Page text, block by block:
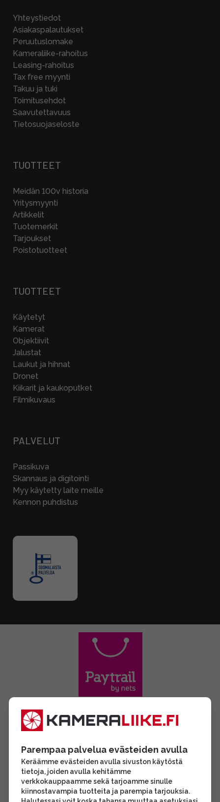
Yhteystiedot
Asiakaspalautukset
Peruutuslomake
Kameraliike-rahoitus
Leasing-rahoitus
Tax free myynti
Takuu ja tuki
Toimitusehdot
Saavutettavuus
Tietosuojaseloste
TUOTTEET
Meidän 100v historia
Yritysmyynti
Artikkelit
Tuotemerkit
Tarjoukset
Poistotuotteet
TUOTTEET
Käytetyt
Kamerat
Objektiivit
Jalustat
Laukut ja hihnat
Dronet
Kiikarit ja kaukoputket
Filmikuvaus
PALVELUT
Passikuva
Skannaus ja digitointi
Myy käytetty laite meille
Kennon puhdistus
Parempaa palvelua evästeiden avulla
Keräämme evästeiden avulla sivuston käytöstä
tietoja, joiden avulla kehitämme
verkkokauppaamme sekä tarjoamme sinulle
kiinnostavampia tuotteita ja parempia tarjouksia.